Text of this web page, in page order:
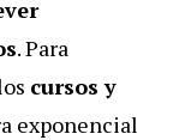
. Para
cursos y
exponencial